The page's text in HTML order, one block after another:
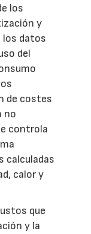
los
y
los datos
del
de costes
no
controla
calculadas
calor y
que
y la